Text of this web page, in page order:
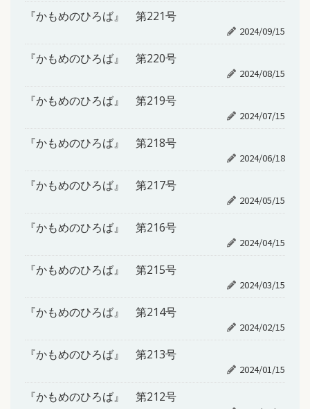
『かもめのひろば』 第221号
2024/09/15
『かもめのひろば』 第220号
2024/08/15
『かもめのひろば』 第219号
2024/07/15
『かもめのひろば』 第218号
2024/06/18
『かもめのひろば』 第217号
2024/05/15
『かもめのひろば』 第216号
2024/04/15
『かもめのひろば』 第215号
2024/03/15
『かもめのひろば』 第214号
2024/02/15
『かもめのひろば』 第213号
2024/01/15
『かもめのひろば』 第212号